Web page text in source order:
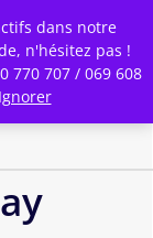
dans notre
n'hésitez pas !
770 707 / 069 608
Ignorer